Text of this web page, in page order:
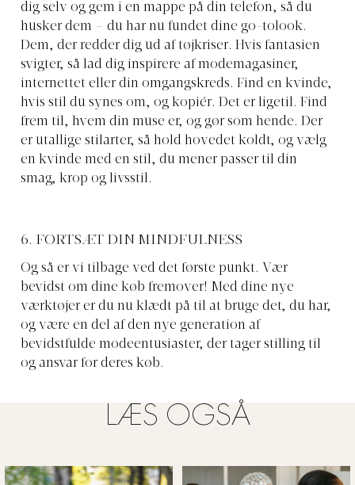
dig selv og gem i en mappe på din telefon, så du
husker dem – du har nu fundet dine go-tolook.
Dem, der redder dig ud af tøjkriser. Hvis fantasien
svigter, så lad dig inspirere af modemagasiner,
internettet eller din omgangskreds. Find en kvinde,
hvis stil du synes om, og kopiér. Det er ligetil. Find
frem til, hvem din muse er, og gør som hende. Der
er utallige stilarter, så hold hovedet koldt, og vælg
en kvinde med en stil, du mener passer til din
smag, krop og livsstil.
6. FORTSÆT DIN MINDFULNESS
Og så er vi tilbage ved det første punkt. Vær
bevidst om dine køb fremover! Med dine nye
værktøjer er du nu klædt på til at bruge det, du har,
og være en del af den nye generation af
bevidstfulde modeentusiaster, der tager stilling til
og ansvar for deres køb.
LÆS OGSÅ